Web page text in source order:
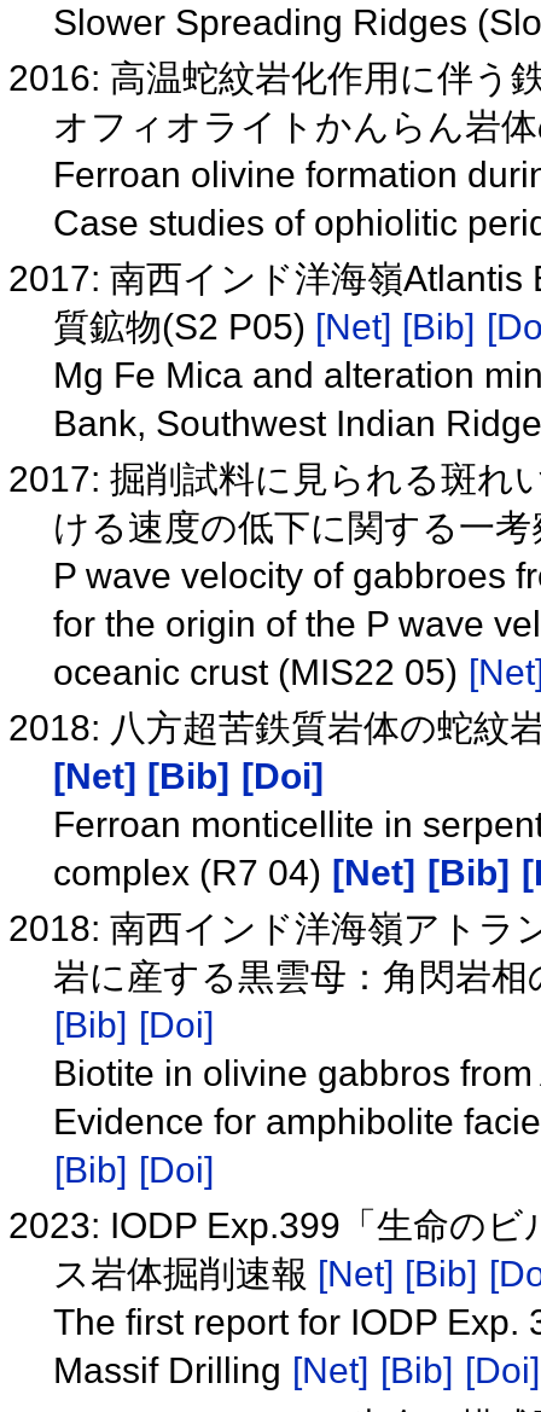
Slower Spreading Ridges
2016: 高温蛇紋岩化作用に伴う
オフィオライトかんらん岩
Ferroan olivine formation
Case studies of ophiolitic
2017: 南西インド洋海嶺
質鉱物(S2 P05) [Net] [Bib]
Mg Fe Mica and alteration
Bank, Southwest Indian
2017: 掘削試料に見られる斑れ
ける速度の低下に関する一
P wave velocity of gabbroes
for the origin of the P wave
oceanic crust (MIS22 05)
2018: 八方超苦鉄質岩体の蛇紋
[Net] [Bib]
[Doi]
Ferroan monticellite in
complex (R7 04) [Net] [Bib]
2018: 南西インド洋海嶺アトラ
岩に産する黒雲母：角閃岩
[Bib] [Doi]
Biotite in olivine gabbros
Evidence for amphibolite
[Bib] [Doi]
2023: IODP Exp.399「生命の
ス岩体掘削速報 [Net] [Bib]
The first report for IODP Exp.
Massif Drilling [Net] [Bib] [Doi]